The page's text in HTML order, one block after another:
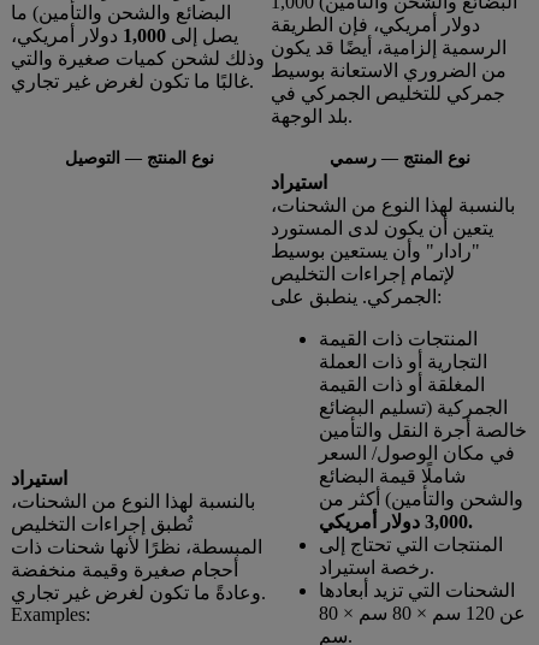
البضائع والشحن والتأمين) ما
يصل إلى 1,000 دولار أمريكي،
وذلك لشحن كميات صغيرة والتي
غالبًا ما تكون لغرض غير تجاري.
دولار أمريكي، فإن الطريقة
الرسمية إلزامية، أيضًا قد يكون
من الضروري الاستعانة بوسيط
جمركي للتخليص الجمركي في
بلد الوجهة.
نوع المنتج — التوصيل نوع المنتج — رسمي
استيراد
بالنسبة لهذا النوع من الشحنات،
تُطبق إجراءات التخليص
المبسطة، نظرًا لأنها شحنات ذات
أحجام صغيرة وقيمة منخفضة
وعادةً ما تكون لغرض غير تجاري.
Examples:
استيراد
بالنسبة لهذا النوع من الشحنات،
يتعين أن يكون لدى المستورد
"رادار" وأن يستعين بوسيط
لإتمام إجراءات التخليص
الجمركي. ينطبق على:
المنتجات ذات القيمة
التجارية أو ذات العملة
المغلقة أو ذات القيمة
الجمركية (تسليم البضائع
خالصة أجرة النقل والتأمين
في مكان الوصول/ السعر
شاملًا قيمة البضائع
والشحن والتأمين) أكثر من
3,000 دولار أمريكي.
المنتجات التي تحتاج إلى
رخصة استيراد.
الشحنات التي تزيد أبعادها
عن 120 سم × 80 سم × 80
سم.